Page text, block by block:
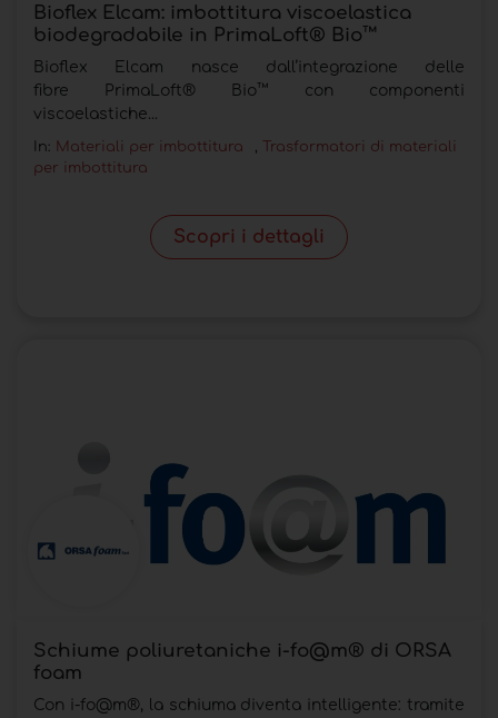
Bioflex Elcam: imbottitura viscoelastica
biodegradabile in PrimaLoft® Bio™
Bioflex Elcam nasce dall’integrazione delle
fibre PrimaLoft® Bio™ con componenti
viscoelastiche...
In: Materiali per imbottitura , Trasformatori di materiali
per imbottitura
Scopri i dettagli
Schiume poliuretaniche i-fo@m® di ORSA
foam
Con i-fo@m®, la schiuma diventa intelligente: tramite